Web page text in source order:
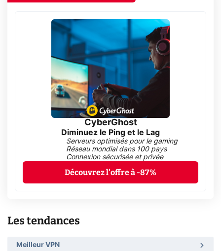
CyberGhost
Diminuez le Ping et le Lag
Serveurs optimisés pour le gaming
Réseau mondial dans 100 pays
Connexion sécurisée et privée
Découvrez l'offre à -87%
Les tendances
Meilleur VPN